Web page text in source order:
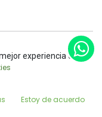
to Cart
producto vuelva a
tarde
experiencia de
Estoy de acuerdo